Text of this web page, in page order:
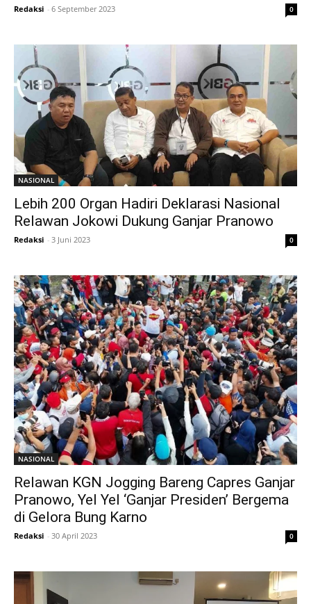
Redaksi - 6 September 2023 0
NASIONAL
Lebih 200 Organ Hadiri Deklarasi Nasional
Relawan Jokowi Dukung Ganjar Pranowo
Redaksi - 3 Juni 2023 0
NASIONAL
Relawan KGN Jogging Bareng Capres Ganjar
Pranowo, Yel Yel ‘Ganjar Presiden’ Bergema
di Gelora Bung Karno
Redaksi - 30 April 2023 0